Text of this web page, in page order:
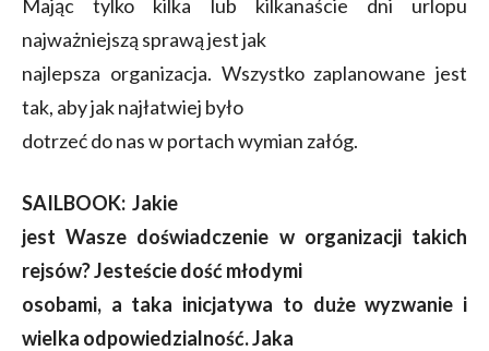
Mając tylko kilka lub kilkanaście dni urlopu
najważniejszą sprawą jest jak
najlepsza organizacja. Wszystko zaplanowane jest
tak, aby jak najłatwiej było
dotrzeć do nas w portach wymian załóg.
SAILBOOK: Jakie
jest Wasze doświadczenie w organizacji takich
rejsów? Jesteście dość młodymi
osobami, a taka inicjatywa to duże wyzwanie i
wielka odpowiedzialność. Jaka